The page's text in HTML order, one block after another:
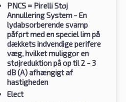
PNCS = Pirelli Støj
Annullering System - En
lydabsorberende svamp
påført med en speciel lim på
dækkets indvendige perifere
væg, hvilket muliggør en
støjreduktion på op til 2 - 3
dB (A) afhængigt af
hastigheden
Elect